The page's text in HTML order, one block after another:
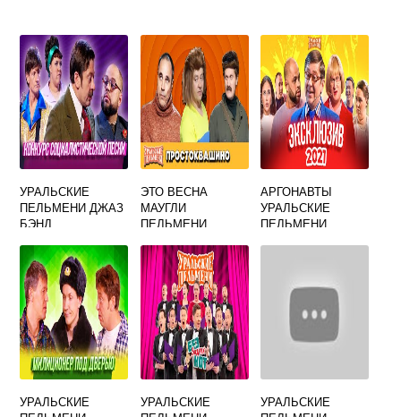
УРАЛЬСКИЕ
ПЕЛЬМЕНИ ДЖАЗ
БЭНД
ЭТО ВЕСНА
МАУГЛИ
ПЕЛЬМЕНИ
АРГОНАВТЫ
УРАЛЬСКИЕ
ПЕЛЬМЕНИ
УРАЛЬСКИЕ
УРАЛЬСКИЕ
УРАЛЬСКИЕ